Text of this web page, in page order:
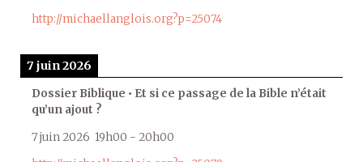
http://michaellanglois.org?p=25074
7 juin 2026
Dossier Biblique • Et si ce passage de la Bible n’était
qu’un ajout ?
7 juin 2026 19h00 - 20h00